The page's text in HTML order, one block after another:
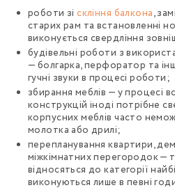
роботи зіскління балкона,
старих рам та встановленні
виконується свердління
будівельні роботи з
— болгарка, перфоратор та
гучні звуки в процесі роботи;
збирання меблів — у процесі
конструкцій іноді потрібне
корпусних меблів часто
молотка або дрилі;
перепланування квартири,
міжкімнатних перегородок —
відносяться до категорії
виконуються лише в певні